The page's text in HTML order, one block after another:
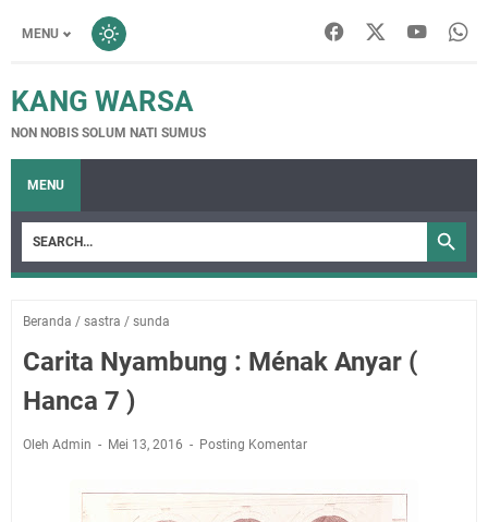
MENU
KANG WARSA
NON NOBIS SOLUM NATI SUMUS
MENU
Beranda / sastra / sunda
Carita Nyambung : Ménak Anyar (
Hanca 7 )
Oleh Admin Mei 13, 2016 Posting Komentar